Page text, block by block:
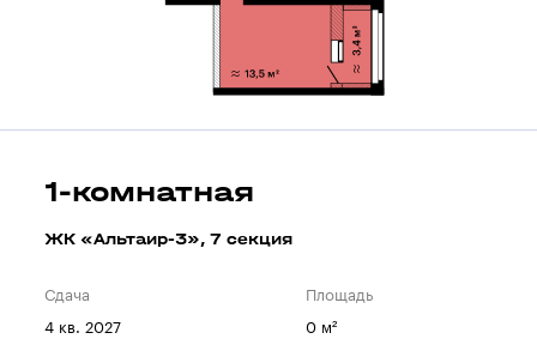
1-комнатная
ЖК «Альтаир-3», 7 секция
Сдача
4 кв. 2027
Площадь
0 м²